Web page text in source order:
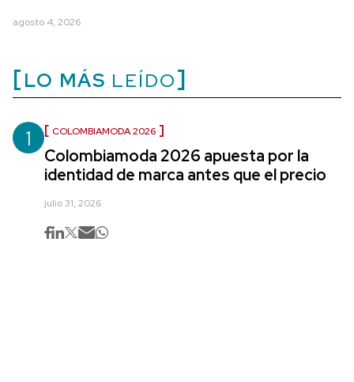
agosto 4, 2026
LO MÁS LEÍDO
1 COLOMBIAMODA 2026
Colombiamoda 2026 apuesta por la
identidad de marca antes que el precio
julio 31, 2026